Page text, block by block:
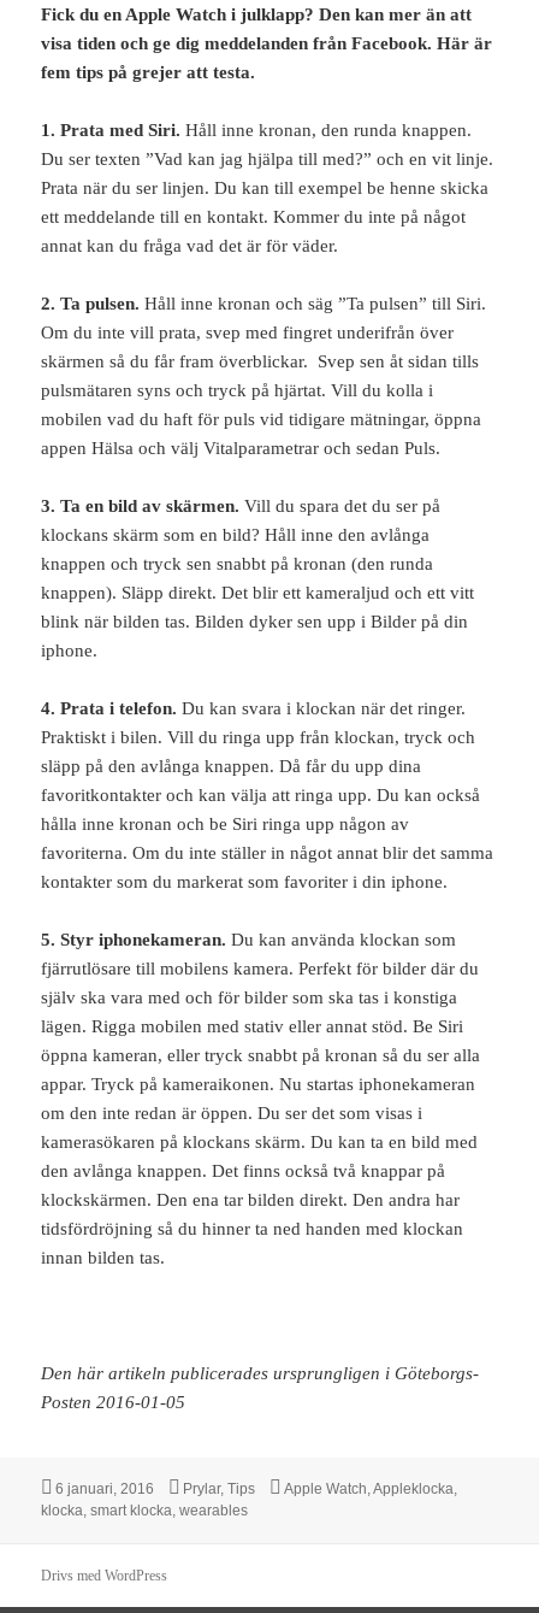
Fick du en Apple Watch i julklapp? Den kan mer än att
visa tiden och ge dig meddelanden från Facebook. Här är
fem tips på grejer att testa.
1. Prata med Siri. Håll inne kronan, den runda knappen.
Du ser texten ”Vad kan jag hjälpa till med?” och en vit linje.
Prata när du ser linjen. Du kan till exempel be henne skicka
ett meddelande till en kontakt. Kommer du inte på något
annat kan du fråga vad det är för väder.
2. Ta pulsen. Håll inne kronan och säg ”Ta pulsen” till Siri.
Om du inte vill prata, svep med fingret underifrån över
skärmen så du får fram överblickar. Svep sen åt sidan tills
pulsmätaren syns och tryck på hjärtat. Vill du kolla i
mobilen vad du haft för puls vid tidigare mätningar, öppna
appen Hälsa och välj Vitalparametrar och sedan Puls.
3. Ta en bild av skärmen. Vill du spara det du ser på
klockans skärm som en bild? Håll inne den avlånga
knappen och tryck sen snabbt på kronan (den runda
knappen). Släpp direkt. Det blir ett kameraljud och ett vitt
blink när bilden tas. Bilden dyker sen upp i Bilder på din
iphone.
4. Prata i telefon. Du kan svara i klockan när det ringer.
Praktiskt i bilen. Vill du ringa upp från klockan, tryck och
släpp på den avlånga knappen. Då får du upp dina
favoritkontakter och kan välja att ringa upp. Du kan också
hålla inne kronan och be Siri ringa upp någon av
favoriterna. Om du inte ställer in något annat blir det samma
kontakter som du markerat som favoriter i din iphone.
5. Styr iphonekameran. Du kan använda klockan som
fjärrutlösare till mobilens kamera. Perfekt för bilder där du
själv ska vara med och för bilder som ska tas i konstiga
lägen. Rigga mobilen med stativ eller annat stöd. Be Siri
öppna kameran, eller tryck snabbt på kronan så du ser alla
appar. Tryck på kameraikonen. Nu startas iphonekameran
om den inte redan är öppen. Du ser det som visas i
kamerasökaren på klockans skärm. Du kan ta en bild med
den avlånga knappen. Det finns också två knappar på
klockskärmen. Den ena tar bilden direkt. Den andra har
tidsfördröjning så du hinner ta ned handen med klockan
innan bilden tas.
Den här artikeln publicerades ursprungligen i Göteborgs-
Posten 2016-01-05
Postat
6 januari, 2016 Kategorier
Prylar,Tips Taggar
Apple Watch,Appleklocka,
klocka,smart klocka,wearables
Drivs med WordPress